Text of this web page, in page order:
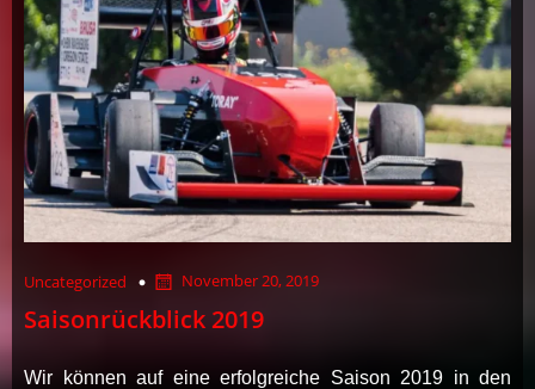
Uncategorized November 20, 2019
Saisonrückblick 2019
Wir können auf eine erfolgreiche Saison 2019 in den